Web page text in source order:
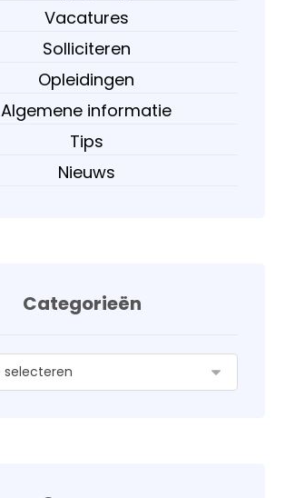
Vacatures
Solliciteren
Opleidingen
Algemene informatie
Tips
Nieuws
Categorieën